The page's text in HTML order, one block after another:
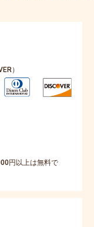
）
円以上は無料で